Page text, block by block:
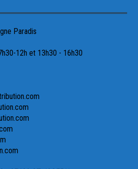
Paradis
12h et 13h30 - 16h30